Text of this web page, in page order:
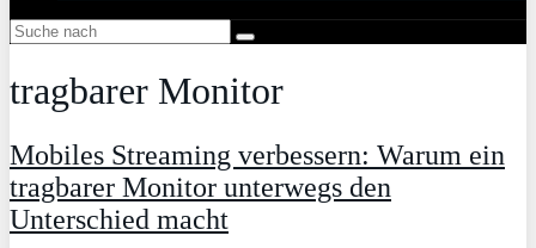
tragbarer Monitor
Mobiles Streaming verbessern: Warum ein
tragbarer Monitor unterwegs den
Unterschied macht